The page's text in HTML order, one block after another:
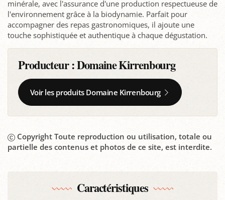
minérale, avec l'assurance d'une production respectueuse de
l'environnement grâce à la biodynamie. Parfait pour
accompagner des repas gastronomiques, il ajoute une
touche sophistiquée et authentique à chaque dégustation.
Producteur :Domaine Kirrenbourg
Voir les produits Domaine Kirrenbourg
Copyright Toute reproduction ou utilisation, totale ou
partielle des contenus et photos de ce site, est interdite.
Caractéristiques